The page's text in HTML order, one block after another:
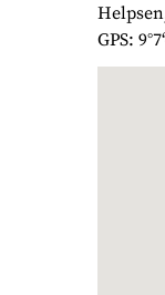
GPS: